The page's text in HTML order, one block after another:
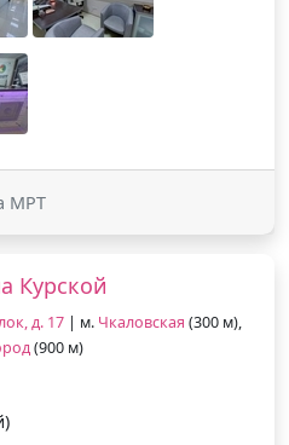
МРТ
Курской
д. 17 | м. Чкаловская (300 м),
(900 м)